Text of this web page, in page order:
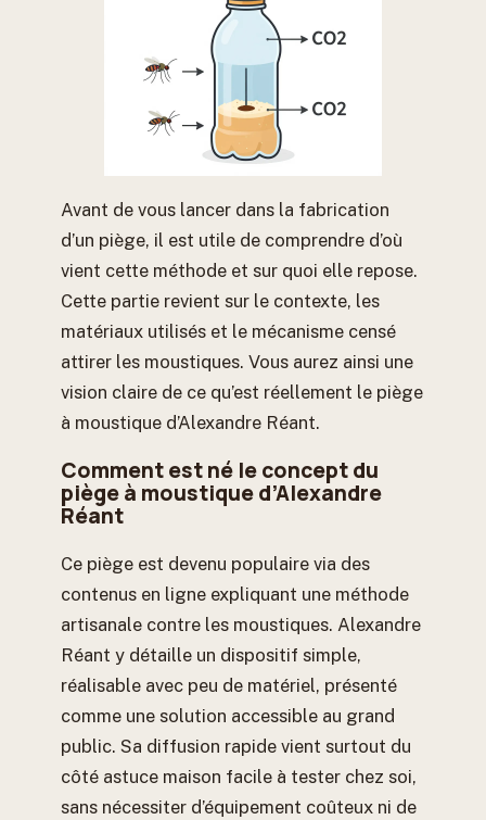
Avant de vous lancer dans la fabrication
d’un piège, il est utile de comprendre d’où
vient cette méthode et sur quoi elle repose.
Cette partie revient sur le contexte, les
matériaux utilisés et le mécanisme censé
attirer les moustiques. Vous aurez ainsi une
vision claire de ce qu’est réellement le piège
à moustique d’Alexandre Réant.
Comment est né le concept du
piège à moustique d’Alexandre
Réant
Ce piège est devenu populaire via des
contenus en ligne expliquant une méthode
artisanale contre les moustiques. Alexandre
Réant y détaille un dispositif simple,
réalisable avec peu de matériel, présenté
comme une solution accessible au grand
public. Sa diffusion rapide vient surtout du
côté astuce maison facile à tester chez soi,
sans nécessiter d’équipement coûteux ni de